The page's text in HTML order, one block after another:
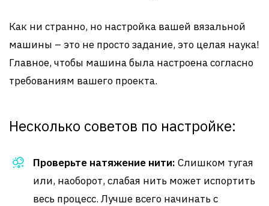
Как ни странно, но настройка вашей вязальной
машины – это не просто задание, это целая наука!
Главное, чтобы машина была настроена согласно
требованиям вашего проекта.
Несколько советов по настройке:
Проверьте натяжение нити: Слишком тугая
или, наоборот, слабая нить может испортить
весь процесс. Лучше всего начинать с